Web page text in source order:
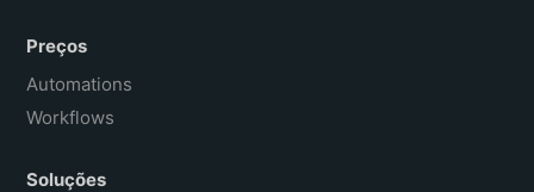
Preços
Automations
Workflows
Soluções